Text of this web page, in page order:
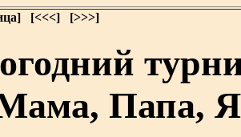
[<<<] [>>>]
Папа,